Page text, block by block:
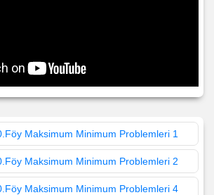
Maksimum Minimum Problemleri 1
Maksimum Minimum Problemleri 2
Maksimum Minimum Problemleri 4